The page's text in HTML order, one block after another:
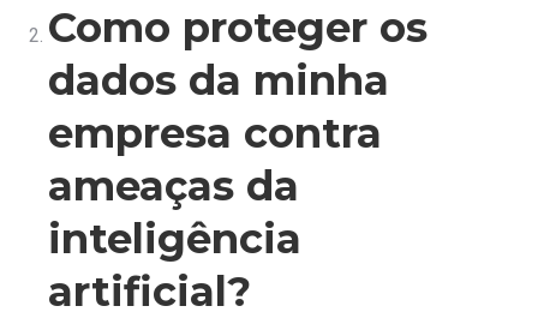
Como proteger os
dados da minha
empresa contra
ameaças da
inteligência
artificial?